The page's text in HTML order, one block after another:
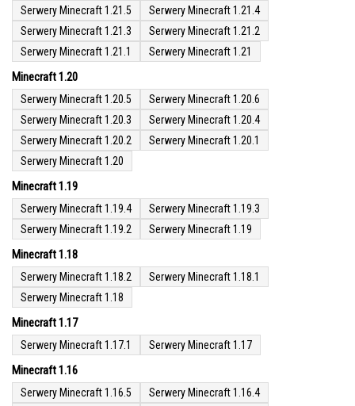
Serwery Minecraft 1.21.5
Serwery Minecraft 1.21.4
Serwery Minecraft 1.21.3
Serwery Minecraft 1.21.2
Serwery Minecraft 1.21.1
Serwery Minecraft 1.21
Minecraft 1.20
Serwery Minecraft 1.20.5
Serwery Minecraft 1.20.6
Serwery Minecraft 1.20.3
Serwery Minecraft 1.20.4
Serwery Minecraft 1.20.2
Serwery Minecraft 1.20.1
Serwery Minecraft 1.20
Minecraft 1.19
Serwery Minecraft 1.19.4
Serwery Minecraft 1.19.3
Serwery Minecraft 1.19.2
Serwery Minecraft 1.19
Minecraft 1.18
Serwery Minecraft 1.18.2
Serwery Minecraft 1.18.1
Serwery Minecraft 1.18
Minecraft 1.17
Serwery Minecraft 1.17.1 Serwery Minecraft 1.17
Minecraft 1.16
Serwery Minecraft 1.16.5
Serwery Minecraft 1.16.4